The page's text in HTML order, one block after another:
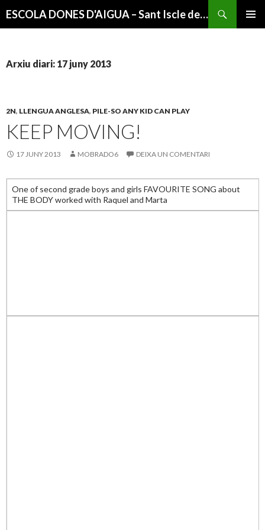
ESCOLA DONES D'AIGUA – Sant Iscle de Vallalta
Arxiu diari: 17 juny 2013
2N, LLENGUA ANGLESA, PILE-SO ANY KID CAN PLAY
KEEP MOVING!
17 JUNY 2013 MOBRADO6 DEIXA UN COMENTARI
One of second grade boys and girls FAVOURITE SONG about
THE BODY worked with Raquel and Marta